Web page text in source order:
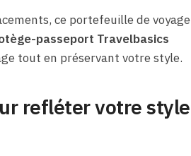
ce portefeuille de voyage
passeport Travelbasics
tout en préservant votre style.
refléter votre style